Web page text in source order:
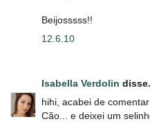
Beijosssss!!
12.6.10
Isabella Verdolin
hihi, acabei de
Cão... e deixei um